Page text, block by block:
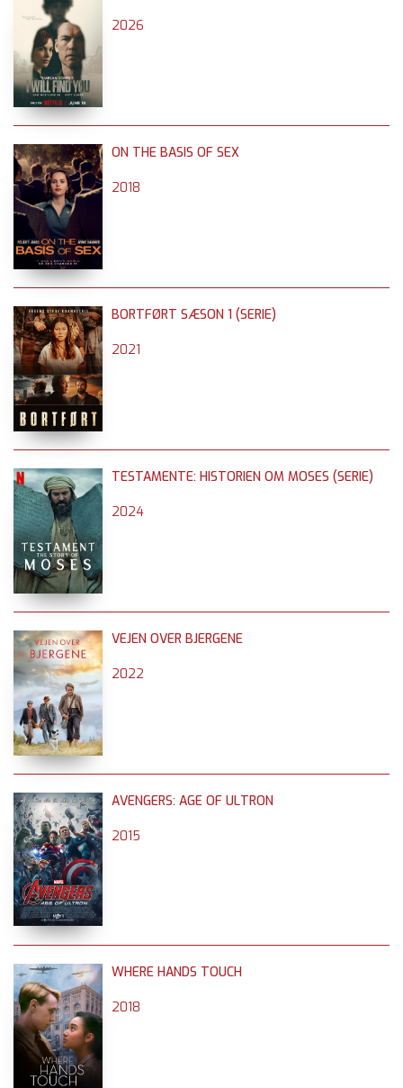
2026
ON THE BASIS OF SEX
2018
BORTFØRT SÆSON 1 (SERIE)
2021
TESTAMENTE: HISTORIEN OM MOSES (SERIE)
2024
VEJEN OVER BJERGENE
2022
AVENGERS: AGE OF ULTRON
2015
WHERE HANDS TOUCH
2018